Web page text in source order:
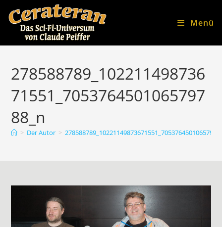
Inhalt
springen
Menü
278588789_102211498736
71551_7053764501065797
88_n
> Der Autor >